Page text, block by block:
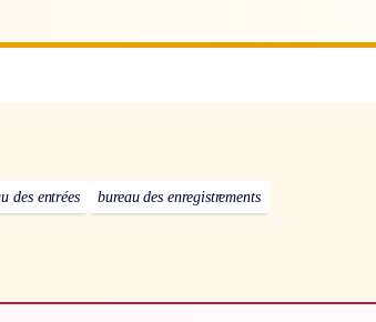
des entrées bureau des enregistrements